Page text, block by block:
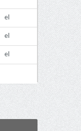
el
el
el